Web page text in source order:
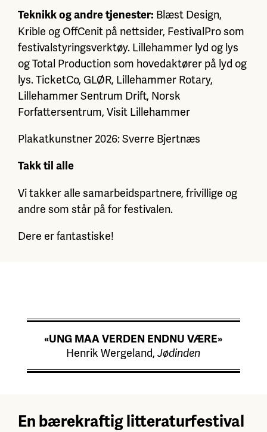
Teknikk og andre tjenester: Blæst Design,
Krible og OffCenit på nettsider, FestivalPro som
festivalstyringsverktøy. Lillehammer lyd og lys
og Total Production som hovedaktører på lyd og
lys. TicketCo, GLØR, Lillehammer Rotary,
Lillehammer Sentrum Drift, Norsk
Forfattersentrum, Visit Lillehammer
Plakatkunstner 2026: Sverre Bjertnæs
Takk til alle
Vi takker alle samarbeidspartnere, frivillige og
andre som står på for festivalen.
Dere er fantastiske!
«UNG MAA VERDEN ENDNU VÆRE»
Henrik Wergeland,Jødinden
En bærekraftig litteraturfestival